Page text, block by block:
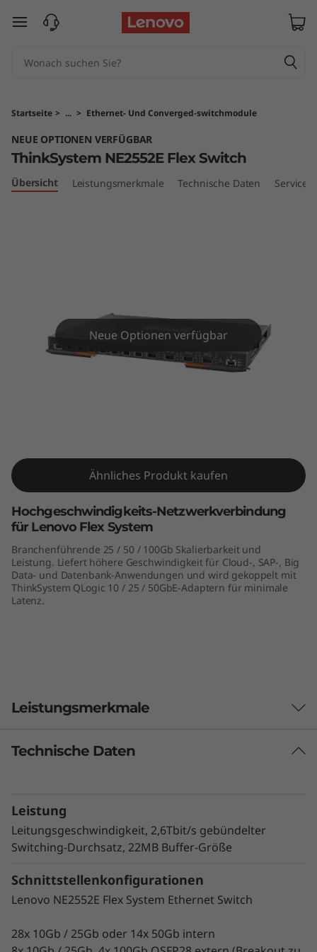
T
n
k
y
5
2
E
F
w
h
zum Hauptinhalt springen
Startseite > ... > Ethernet- Und Converged-switchmodule
NEUE OPTIONEN VERFÜGBAR
ThinkSystem NE2552E Flex Switch
Übersicht Leistungsmerkmale Technische Daten Services
Neue Optionen verfügbar
Ähnliches Produkt kaufen
Hochgeschwindigkeits-Netzwerkverbindung
für Lenovo Flex System
Branchenführende 25 / 50 / 100Gb Skalierbarkeit und
Leistung. Liefert höhere Geschwindigkeit für Cloud-, SAP-, Big
Data- und Datenbank-Anwendungen und wird gekoppelt mit
ThinkSystem QLogic 10 / 25 / 50GbE-Adaptern für minimale
Latenz.
Leistungsmerkmale
Highlights
Switch
Unterstützt 24x 10Gb, 24x 25Gb oder 50Gb je
Serverknoten
Gepaart mit ThinkSystem QLogic Ethernet-
Adaptern, die Folgendes unterstützen:
Virtualisierung
Universal Remote Direct Memory Access
Technische Daten
Leistung
Leitungsgeschwindigkeit, 2,6Tbit/s gebündelter
Switching-Durchsatz, 22MB Buffer-Größe
Schnittstellenkonfigurationen
Lenovo NE2552E Flex System Ethernet Switch
28x 10Gb / 25Gb oder 14x 50Gb intern